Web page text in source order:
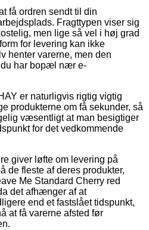
få ordren sendt til din
Fragttypen viser sig
men lige så vel i høj grad
for levering kan ikke
henter varerne, men den
du har bopæl nær e-
er naturligvis rigtig vigtig
produkterne om få sekunder, så
væsentligt at man besigtiger
for det vedkommende
giver løfte om levering på
de fleste af deres produkter,
Me Standard Cherry red
det afhænger af at
end et fastslået tidspunkt,
at få varerne afsted før